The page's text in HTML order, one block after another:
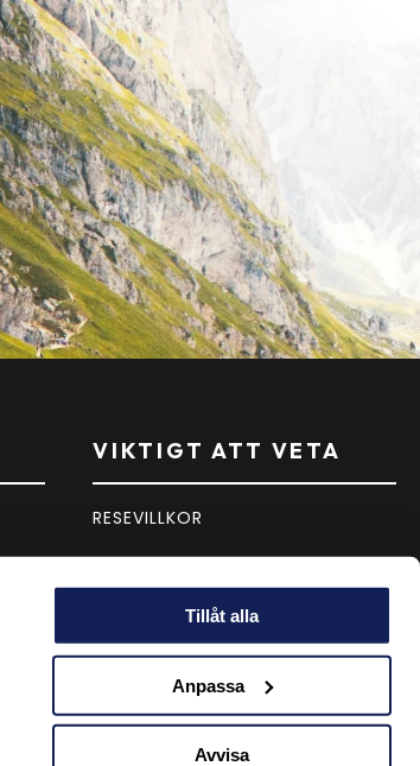
Tillåt alla
Anpassa
Avvisa
VIKTIGT ATT VETA
RESEVILLKOR
PRESENTKORT